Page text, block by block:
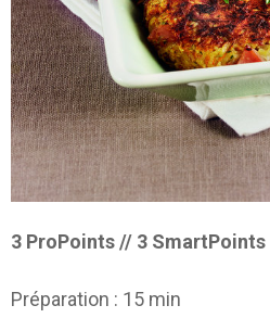
3 ProPoints // 3 SmartPoints
Préparation : 15 min